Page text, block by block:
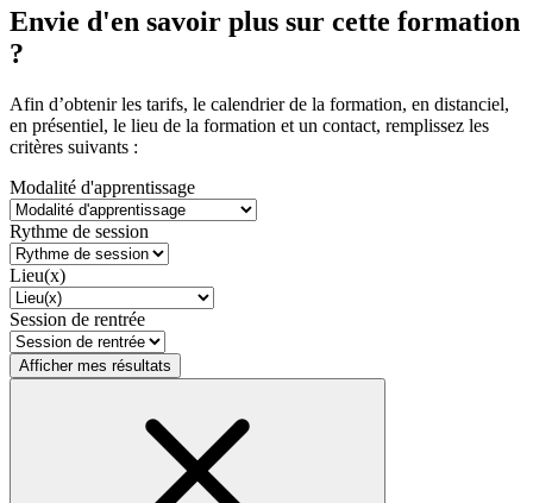
Envie d'en savoir plus sur cette formation
?
Afin d’obtenir les tarifs, le calendrier de la formation, en distanciel,
en présentiel, le lieu de la formation et un contact, remplissez les
critères suivants :
Modalité d'apprentissage
Rythme de session
Lieu(x)
Session de rentrée
Afficher mes résultats